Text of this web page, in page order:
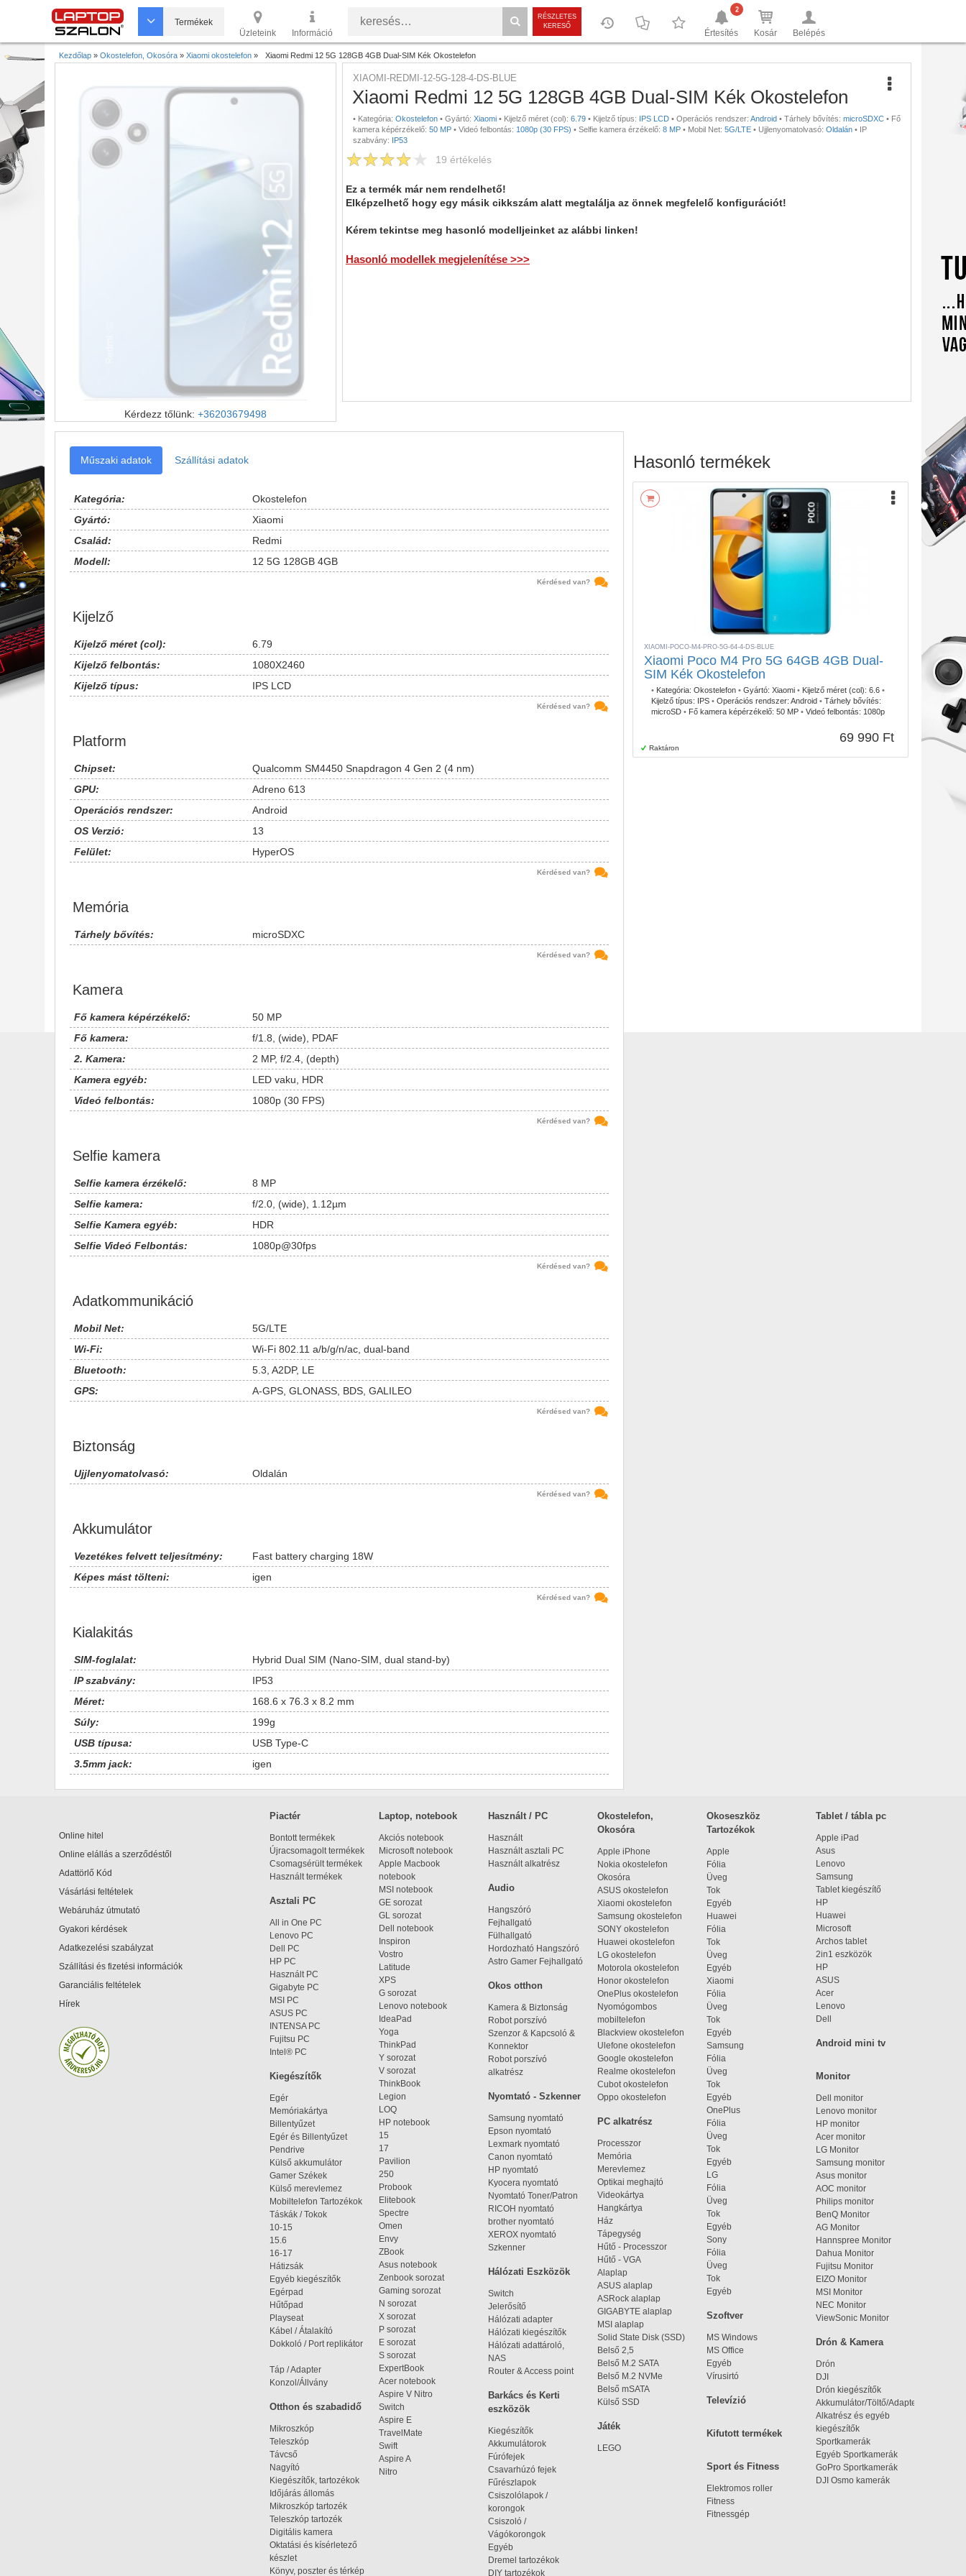
Termékek
Üzleteink
Információ
RÉSZLETES
KERESŐ
Értesítés
2
Kosár Belépés
Kezdőlap » Okostelefon, Okosóra » Xiaomi okostelefon » Xiaomi Redmi 12 5G 128GB 4GB Dual-SIM Kék Okostelefon
Kérdezz tőlünk: +36203679498
XIAOMI-REDMI-12-5G-128-4-DS-BLUE
Xiaomi Redmi 12 5G 128GB 4GB Dual-SIM Kék Okostelefon
• Kategória: Okostelefon • Gyártó: Xiaomi • Kijelző méret (col): 6.79 • Kijelző típus: IPS LCD • Operációs rendszer: Android • Tárhely bővítés: microSDXC • Fő
kamera képérzékelő: 50 MP • Videó felbontás: 1080p (30 FPS) • Selfie kamera érzékelő: 8 MP • Mobil Net: 5G/LTE • Ujjlenyomatolvasó: Oldalán • IP
szabvány: IP53
19 értékelés
Ez a termék már nem rendelhető!
Elképzelhető hogy egy másik cikkszám alatt megtalálja az önnek megfelelő konfigurációt!
Kérem tekintse meg hasonló modelljeinket az alábbi linken!
Hasonló modellek megjelenítése >>>
Műszaki adatok Szállítási adatok
Kategória:
Okostelefon
Gyártó:
Xiaomi
Család:
Redmi
Modell:
12 5G 128GB 4GB
Kérdésed van?
Kijelző
Kijelző méret (col):
6.79
Kijelző felbontás:
1080X2460
Kijelző típus:
IPS LCD
Kérdésed van?
Platform
Chipset:
Qualcomm SM4450 Snapdragon 4 Gen 2 (4 nm)
GPU:
Adreno 613
Operációs rendszer:
Android
OS Verzió:
13
Felület:
HyperOS
Kérdésed van?
Memória
Tárhely bővítés: microSDXC
Kérdésed van?
Kamera
Fő kamera képérzékelő:
50 MP
Fő kamera:
f/1.8, (wide), PDAF
2. Kamera:
2 MP, f/2.4, (depth)
Kamera egyéb:
LED vaku, HDR
Videó felbontás:
1080p (30 FPS)
Kérdésed van?
Selfie kamera
Selfie kamera érzékelő:
8 MP
Selfie kamera:
f/2.0, (wide), 1.12µm
Selfie Kamera egyéb:
HDR
Selfie Videó Felbontás:
1080p@30fps
Kérdésed van?
Adatkommunikáció
Mobil Net:
5G/LTE
Wi-Fi:
Wi-Fi 802.11 a/b/g/n/ac, dual-band
Bluetooth:
5.3, A2DP, LE
GPS:
A-GPS, GLONASS, BDS, GALILEO
Kérdésed van?
Biztonság
Ujjlenyomatolvasó: Oldalán
Kérdésed van?
Akkumulátor
Vezetékes felvett teljesítmény:
Fast battery charging 18W
Képes mást tölteni:
igen
Kérdésed van?
Kialakitás
SIM-foglalat:
Hybrid Dual SIM (Nano-SIM, dual stand-by)
IP szabvány:
IP53
Méret:
168.6 x 76.3 x 8.2 mm
Súly:
199g
USB típusa:
USB Type-C
3.5mm jack:
igen
Hasonló termékek
Raktáron
XIAOMI-POCO-M4-PRO-5G-64-4-DS-BLUE
Xiaomi Poco M4 Pro 5G 64GB 4GB Dual-
SIM Kék Okostelefon
• Kategória: Okostelefon • Gyártó: Xiaomi • Kijelző méret (col): 6.6 •
Kijelző típus: IPS • Operációs rendszer: Android • Tárhely bővítés:
microSD • Fő kamera képérzékelő: 50 MP • Videó felbontás: 1080p
69 990 Ft
Online hitel
Online elállás a szerződéstől
Adattörlő Kód
Vásárlási feltételek
Webáruház útmutató
Gyakori kérdések
Adatkezelési szabályzat
Szállítási és fizetési információk
Garanciális feltételek
Hírek
Piactér
Bontott termékek
Újracsomagolt termékek
Csomagsérült termékek
Használt termékek
Laptop, notebook
Akciós notebook
Microsoft notebook
Apple Macbook
notebook
MSI notebook
GE sorozat
GL sorozat
Dell notebook
Inspiron
Vostro
Latitude
XPS
G sorozat
Lenovo notebook
IdeaPad
Yoga
ThinkPad
Y sorozat
V sorozat
ThinkBook
Legion
LOQ
HP notebook
15
17
Pavilion
250
Probook
Elitebook
Spectre
Omen
Envy
ZBook
Asus notebook
Zenbook sorozat
Gaming sorozat
N sorozat
X sorozat
P sorozat
E sorozat
S sorozat
ExpertBook
Acer notebook
Aspire V Nitro
Switch
Aspire E
TravelMate
Swift
Aspire A
Nitro
Használt / PC
Használt
Használt asztali PC
Használt alkatrész
Okostelefon,
Okosóra
Apple iPhone
Nokia okostelefon
Okosóra
ASUS okostelefon
Xiaomi okostelefon
Samsung okostelefon
SONY okostelefon
Huawei okostelefon
LG okostelefon
Motorola okostelefon
Honor okostelefon
OnePlus okostelefon
Nyomógombos
mobiltelefon
Blackview okostelefon
Ulefone okostelefon
Google okostelefon
Realme okostelefon
Cubot okostelefon
Oppo okostelefon
Okoseszköz
Tartozékok
Apple
Fólia
Üveg
Tok
Egyéb
Huawei
Fólia
Tok
Üveg
Egyéb
Xiaomi
Fólia
Üveg
Tok
Egyéb
Samsung
Fólia
Üveg
Tok
Egyéb
OnePlus
Fólia
Üveg
Tok
Egyéb
LG
Fólia
Üveg
Tok
Egyéb
Sony
Fólia
Üveg
Tok
Egyéb
Tablet / tábla pc
Apple iPad
Asus
Lenovo
Samsung
Tablet kiegészítő
HP
Huawei
Microsoft
Archos tablet
2in1 eszközök
HP
ASUS
Acer
Lenovo
Dell
Audio
Hangszóró
Fejhallgató
Fülhallgató
Hordozható Hangszóró
Astro Gamer Fejhallgató
Asztali PC
All in One PC
Lenovo PC
Dell PC
HP PC
Használt PC
Gigabyte PC
MSI PC
ASUS PC
INTENSA PC
Fujitsu PC
Intel® PC
Okos otthon
Kamera & Biztonság
Robot porszívó
Szenzor & Kapcsoló &
Konnektor
Robot porszívó
alkatrész
Android mini tv
Kiegészítők
Egér
Memóriakártya
Billentyűzet
Egér és Billentyűzet
Pendrive
Külső akkumulátor
Gamer Székek
Külső merevlemez
Mobiltelefon Tartozékok
Táskák / Tokok
10-15
15.6
16-17
Hátizsák
Egyéb kiegészítők
Egérpad
Hűtőpad
Playseat
Kábel / Átalakító
Dokkoló / Port replikátor
Táp / Adapter
Konzol/Állvány
Monitor
Dell monitor
Lenovo monitor
HP monitor
Acer monitor
LG Monitor
Samsung monitor
Asus monitor
AOC monitor
Philips monitor
BenQ Monitor
AG Monitor
Hannspree Monitor
Dahua Monitor
Fujitsu Monitor
EIZO Monitor
MSI Monitor
NEC Monitor
ViewSonic Monitor
Nyomtató - Szkenner
Samsung nyomtató
Epson nyomtató
Lexmark nyomtató
Canon nyomtató
HP nyomtató
Kyocera nyomtató
Nyomtató Toner/Patron
RICOH nyomtató
brother nyomtató
XEROX nyomtató
Szkenner
PC alkatrész
Processzor
Memória
Merevlemez
Optikai meghajtó
Videokártya
Hangkártya
Ház
Tápegység
Hűtő - Processzor
Hűtő - VGA
Alaplap
ASUS alaplap
ASRock alaplap
GIGABYTE alaplap
MSI alaplap
Solid State Disk (SSD)
Belső 2,5
Belső M.2 SATA
Belső M.2 NVMe
Belső mSATA
Külső SSD
Hálózati Eszközök
Switch
Jelerősítő
Hálózati adapter
Hálózati kiegészítők
Hálózati adattároló,
NAS
Router & Access point
Szoftver
MS Windows
MS Office
Egyéb
Vírusirtó
Drón & Kamera
Drón
DJI
Drón kiegészítők
Akkumulátor/Töltő/Adapter
Alkatrész és egyéb
kiegészítők
Sportkamerák
Egyéb Sportkamerák
GoPro Sportkamerák
DJI Osmo kamerák
Barkács és Kerti
eszközök
Kiegészítők
Akkumulátorok
Fúrófejek
Csavarhúzó fejek
Fűrészlapok
Csiszolólapok /
korongok
Csiszoló /
Vágókorongok
Egyéb
Dremel tartozékok
DIY tartozékok
Televízió
Otthon és szabadidő
Mikroszkóp
Teleszkóp
Távcső
Nagyító
Kiegészítők, tartozékok
Időjárás állomás
Mikroszkóp tartozék
Teleszkóp tartozék
Digitális kamera
Oktatási és kísérletező
készlet
Könyv, poszter és térkép
Játék
LEGO
Kifutott termékek
Sport és Fitness
Elektromos roller
Fitness
Fitnessgép